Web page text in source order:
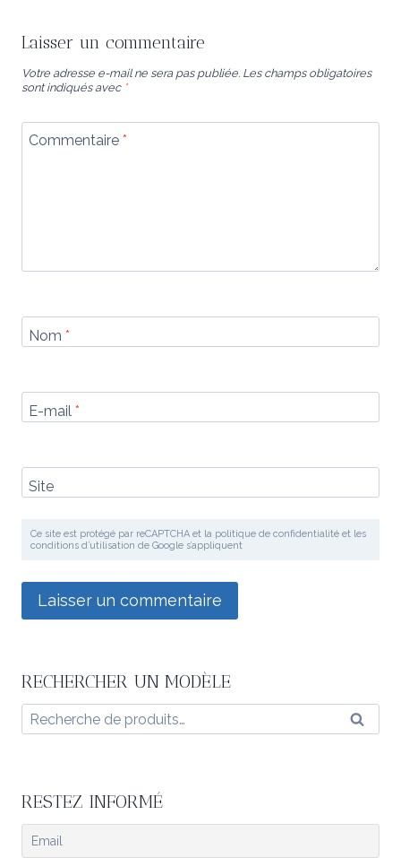
Laisser un commentaire
Votre adresse e-mail ne sera pas publiée. Les champs obligatoires
sont indiqués avec *
Commentaire *
Nom *
E-mail *
Site
Ce site est protégé par reCAPTCHA et la politique de confidentialité et les
conditions d’utilisation de Google s’appliquent
RECHERCHER UN MODÈLE
Recherche
pour :
RESTEZ INFORMÉ